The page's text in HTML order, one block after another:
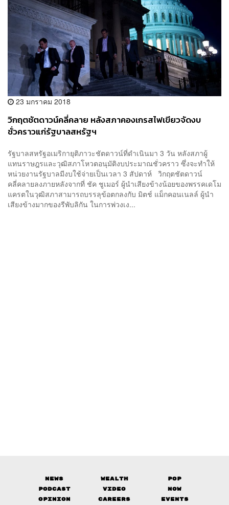
23 มกราคม 2018
วิกฤตชัตดาวน์คลี่คลาย หลังสภาคองเกรสไฟเขียวจัดงบ
ชั่วคราวแก่รัฐบาลสหรัฐฯ
รัฐบาลสหรัฐอเมริกายุติภาวะชัตดาวน์ที่ดำเนินมา 3 วัน หลังสภาผู้
แทนราษฎรและวุฒิสภาโหวตอนุมัติงบประมาณชั่วคราว ซึ่งจะทำให้
หน่วยงานรัฐบาลมีงบใช้จ่ายเป็นเวลา 3 สัปดาห์ วิกฤตชัตดาวน์
คลี่คลายลงภายหลังจากที่ ชัค ชูเมอร์ ผู้นำเสียงข้างน้อยของพรรคเดโม
แครตในวุฒิสภาสามารถบรรลุข้อตกลงกับ มิตช์ แม็กคอนเนลล์ ผู้นำ
เสียงข้างมากของรีพับลิกัน ในการพ่วงเง...
News Wealth
Pop
Podcast
Video
Now
Opinion
Careers Events